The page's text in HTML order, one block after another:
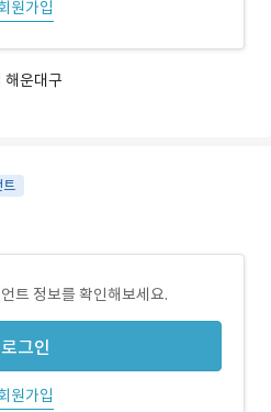
원가입
해운대구
트
트 정보를 확인해보세요.
로그인
원가입